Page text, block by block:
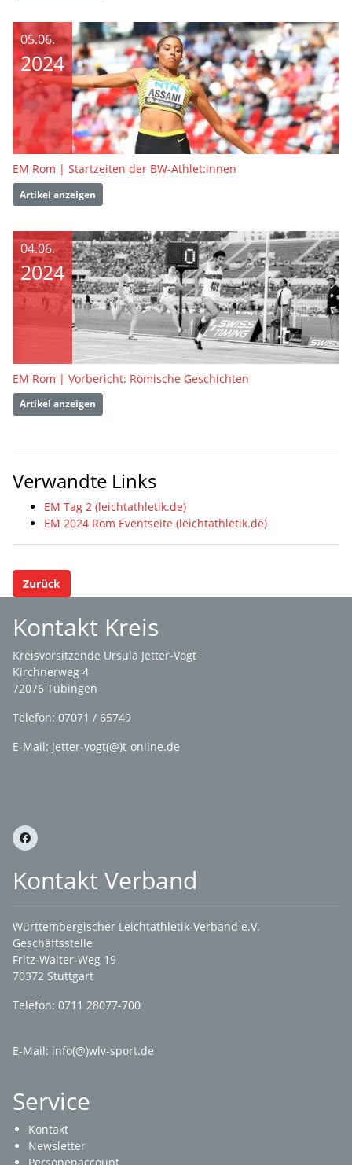
05.06.
2024
EM Rom | Startzeiten der BW-Athlet:innen
Artikel anzeigen
04.06.
2024
EM Rom | Vorbericht: Römische Geschichten
Artikel anzeigen
Verwandte Links
EM Tag 2 (leichtathletik.de)
EM 2024 Rom Eventseite (leichtathletik.de)
Zurück
Kontakt Kreis
Kreisvorsitzende Ursula Jetter-Vogt
Kirchnerweg 4
72076 Tübingen
Telefon: 07071 / 65749
E-Mail: jetter-vogt(@)t-online.de
Kontakt Verband
Württembergischer Leichtathletik-Verband e.V.
Geschäftsstelle
Fritz-Walter-Weg 19
70372 Stuttgart
Telefon: 0711 28077-700
E-Mail: info(@)wlv-sport.de
Service
Kontakt
Newsletter